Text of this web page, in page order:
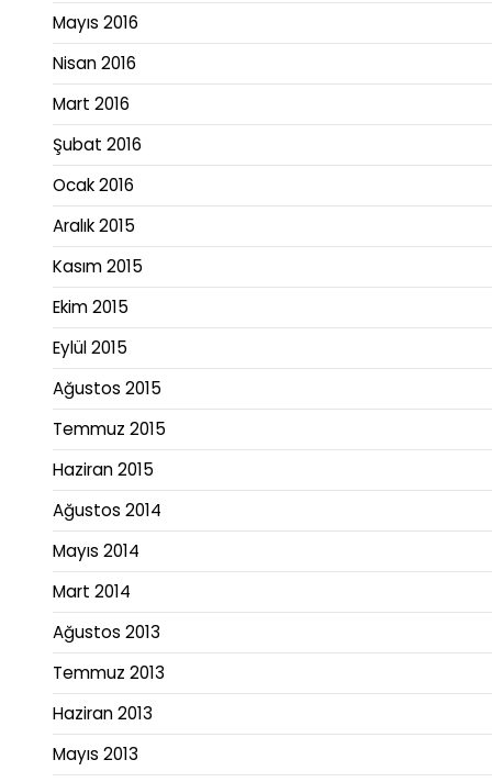
Mayıs 2016
Nisan 2016
Mart 2016
Şubat 2016
Ocak 2016
Aralık 2015
Kasım 2015
Ekim 2015
Eylül 2015
Ağustos 2015
Temmuz 2015
Haziran 2015
Ağustos 2014
Mayıs 2014
Mart 2014
Ağustos 2013
Temmuz 2013
Haziran 2013
Mayıs 2013